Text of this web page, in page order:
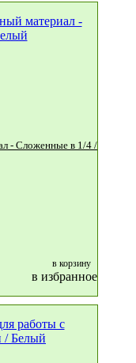
- Сложенные в 1/4 /
в корзину
в избранное